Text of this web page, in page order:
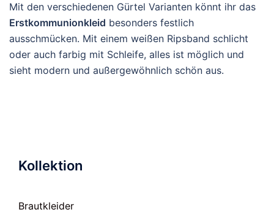
Mit den verschiedenen Gürtel Varianten könnt ihr das
Erstkommunionkleid besonders festlich
ausschmücken. Mit einem weißen Ripsband schlicht
oder auch farbig mit Schleife, alles ist möglich und
sieht modern und außergewöhnlich schön aus.
Kollektion
Brautkleider